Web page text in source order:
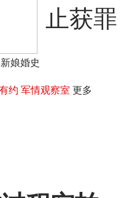
娘婚史
止获罪
约 军情观察室 更多